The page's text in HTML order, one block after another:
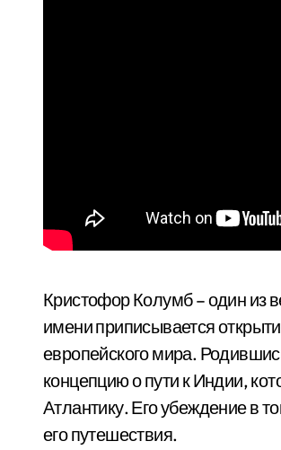
Кристофор Колумб – один из
имени приписывается
европейского мира.
концепцию о пути к Индии,
Атлантику. Его убеждение в
его путешествия.